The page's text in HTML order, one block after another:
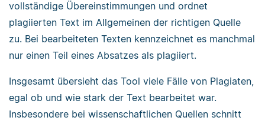
vollständige Übereinstimmungen und ordnet
plagiierten Text im Allgemeinen der richtigen Quelle
zu. Bei bearbeiteten Texten kennzeichnet es manchmal
nur einen Teil eines Absatzes als plagiiert.
Insgesamt übersieht das Tool viele Fälle von Plagiaten,
egal ob und wie stark der Text bearbeitet war.
Insbesondere bei wissenschaftlichen Quellen schnitt